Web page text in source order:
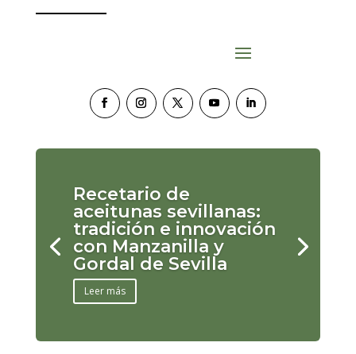
Recetario de
aceitunas sevillanas:
tradición e innovación
con Manzanilla y
Gordal de Sevilla
Leer más